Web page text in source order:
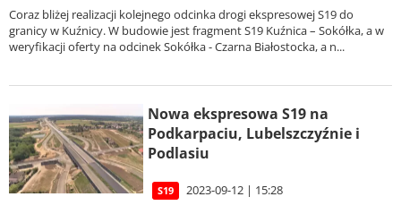
Coraz bliżej realizacji kolejnego odcinka drogi ekspresowej S19 do
granicy w Kuźnicy. W budowie jest fragment S19 Kuźnica – Sokółka, a w
weryfikacji oferty na odcinek Sokółka - Czarna Białostocka, a n...
Nowa ekspresowa S19 na
Podkarpaciu, Lubelszczyźnie i
Podlasiu
S19 2023-09-12 | 15:28